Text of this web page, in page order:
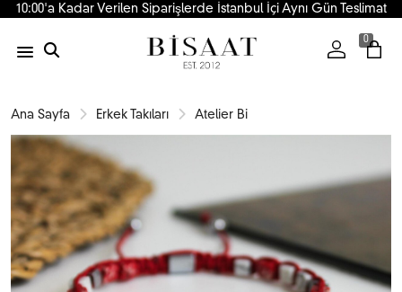
10:00'a Kadar Verilen Siparişlerde İstanbul İçi Aynı Gün Teslimat
0
Ana Sayfa Erkek Takıları Atelier Bi